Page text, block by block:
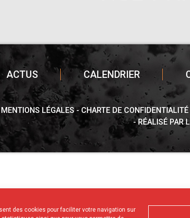
des cookies pour faciliter votre navigation sur
ACTUS CALENDRIER
MENTIONS LÉGALES CHARTE DE CONFIDENTIALITÉ
RÉALISÉ PAR